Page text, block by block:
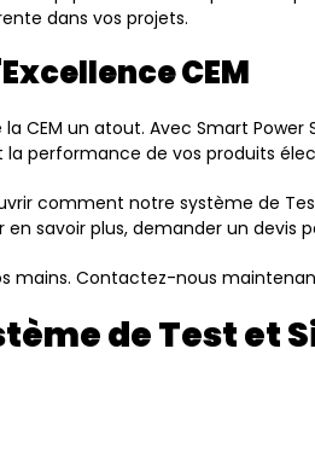
dans vos projets.
CEM
CEM un atout. Avec Smart
performance de vos produits
comment notre système de
savoir plus, demander un devis
mains. Contactez-nous
de Test et